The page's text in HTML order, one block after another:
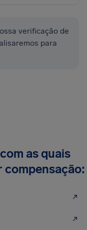
verificação de
para
as quais
compensação: